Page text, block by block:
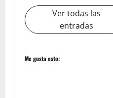
Ver todas las
entradas
Me gusta esto: